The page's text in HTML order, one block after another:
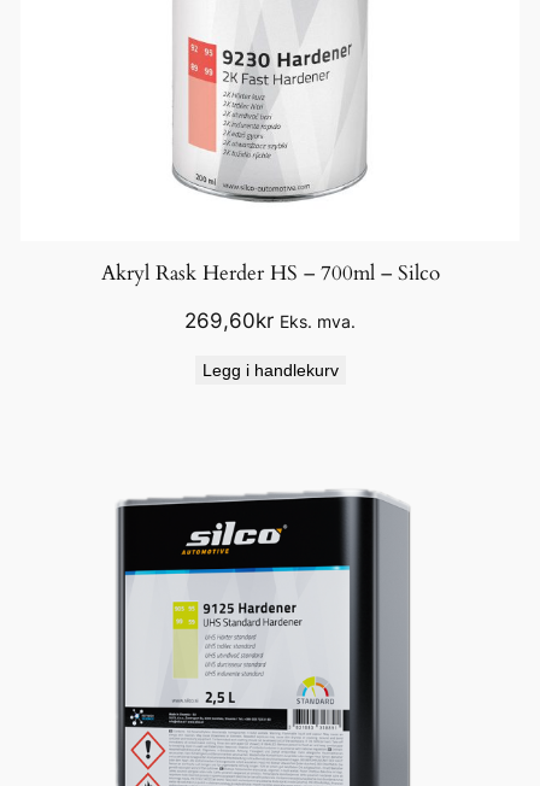
Akryl Rask Herder HS – 700ml – Silco
269,60kr Eks. mva.
Legg i handlekurv